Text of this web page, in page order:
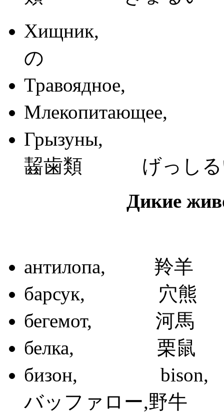
Хищник, 肉
の
Травоядное,
Грызуны,
齧歯類 げっしる
Дикие
антилопа, 羚羊
барсук, 穴
бегемот, 河
белка, 栗
бизон,
バッファロー,